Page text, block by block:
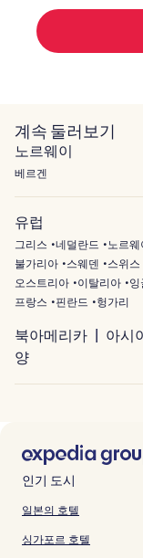
계속 둘러보기
노르웨이
베르겐
유럽
그리스 네덜란드 노르웨
불가리아
스웨덴 스위스
오스트리아
이탈리아 잉
프랑스
핀란드 헝가리
북아메리카 아시
양
인기 도시
일본의 호텔
싱가포르 호텔